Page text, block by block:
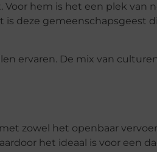
hem is het een plek van
deze gemeenschapsgeest
ervaren. De mix van
zowel het openbaar
het ideaal is voor een